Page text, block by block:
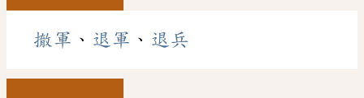
撤軍 、 退軍 、 退兵